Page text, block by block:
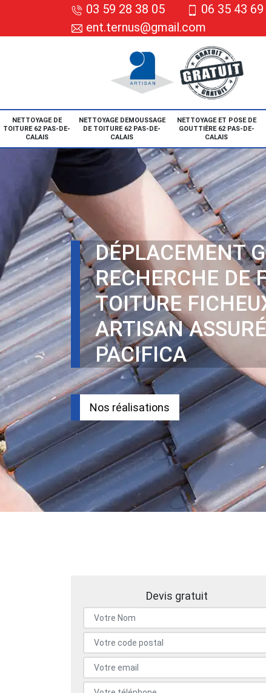
03 59 28 38 05
06 35 43
ent.ternus@gmail.com
NETTOYAGE DE
TOITURE 62 PAS-DE-
CALAIS
NETTOYAGE DEMOUSSAGE
DE TOITURE 62 PAS-DE-
CALAIS
NETTOYAGE ET POSE DE
GOUTTIÈRE 62 PAS-DE-
CALAIS
DÉPLACEMENT
RECHERCHE DE
TOITURE
ARTISAN
PACIFICA
Nos réalisations
Devis gratuit